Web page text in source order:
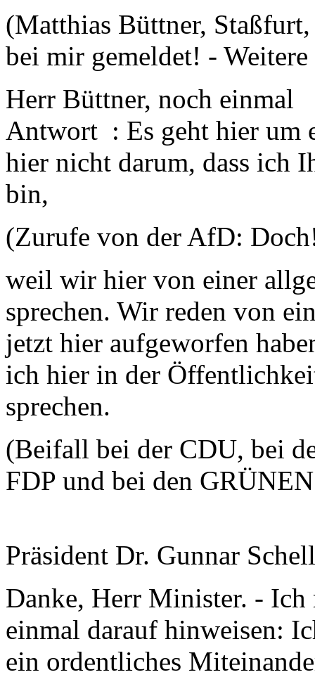
(Matthias Büttner,
bei mir gemeldet! -
Herr Büttner, noch einmal
Antwort : Es geht hier um
hier nicht darum, dass ich
bin,
(Zurufe von der AfD:
weil wir hier von einer
sprechen. Wir reden von
jetzt hier aufgeworfen
ich hier in der
sprechen.
(Beifall bei der CDU, bei
FDP und bei den
Präsident Dr. Gunnar
Danke, Herr Minister. - Ich
einmal darauf hinweisen:
ein ordentliches